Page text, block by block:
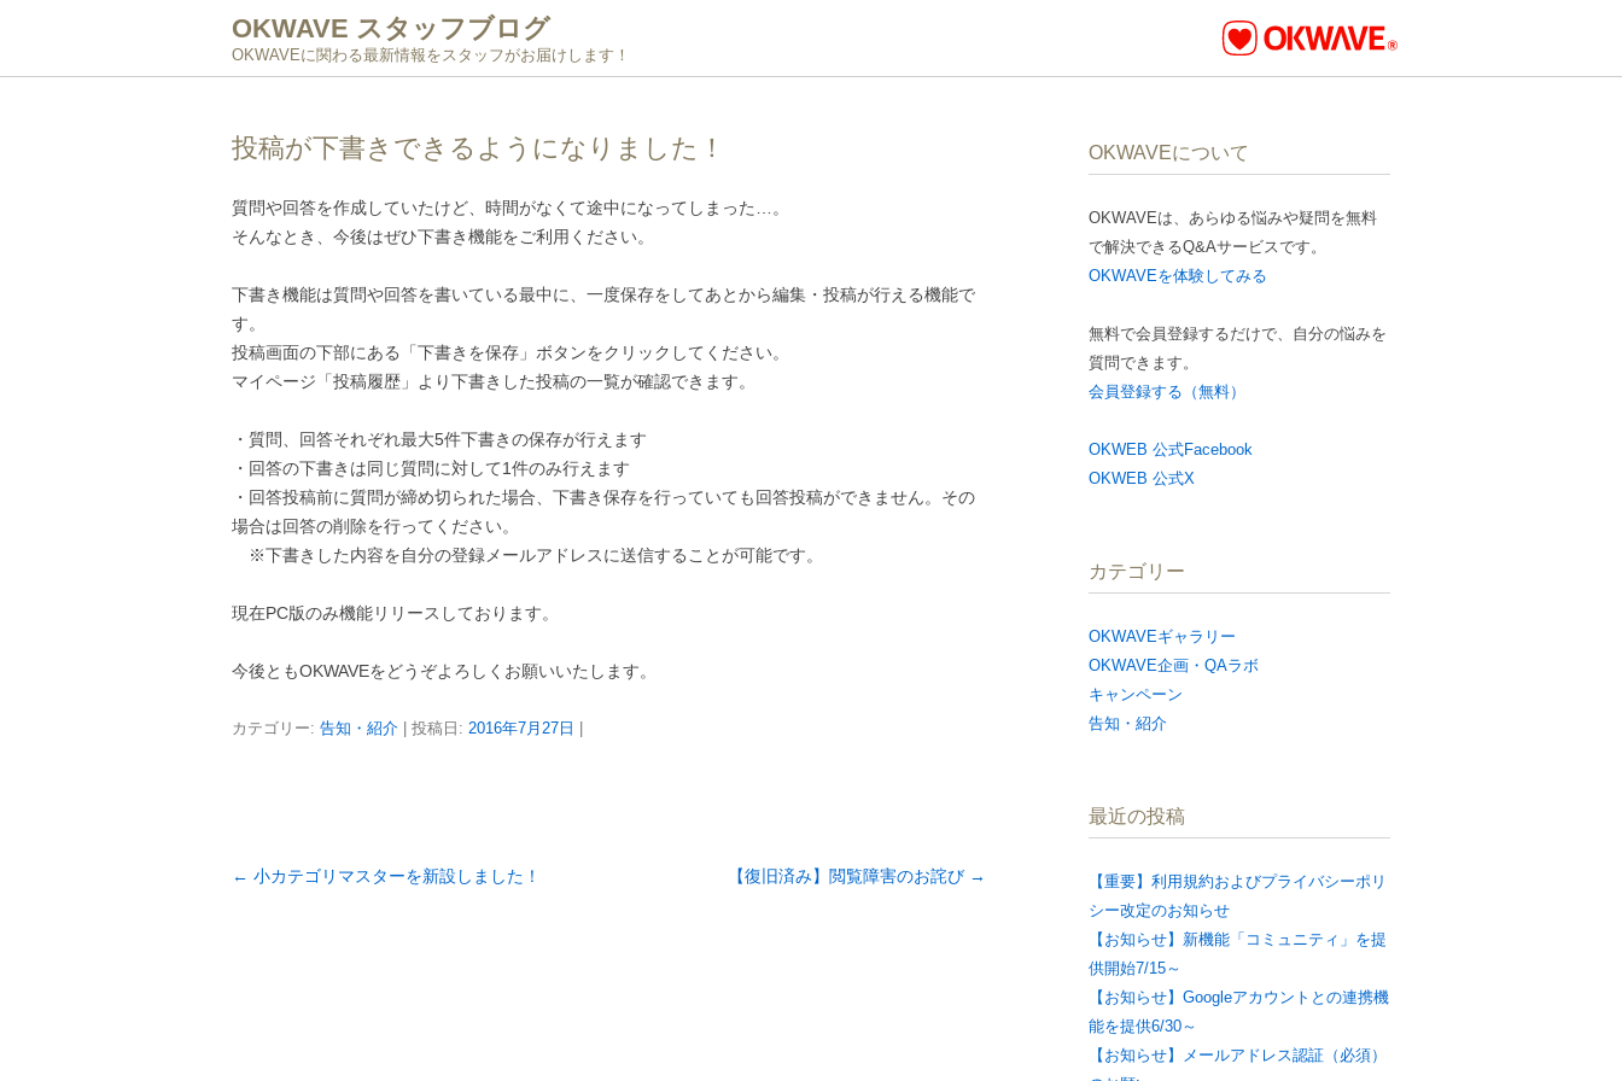
OKWAVE スタッフブログ
OKWAVEに関わる最新情報をスタッフがお届けします！
投稿が下書きできるようになりました！
質問や回答を作成していたけど、時間がなくて途中になってしまった…。
そんなとき、今後はぜひ下書き機能をご利用ください。
下書き機能は質問や回答を書いている最中に、一度保存をしてあとから編集・投稿が行える機能で
す。
投稿画面の下部にある「下書きを保存」ボタンをクリックしてください。
マイページ「投稿履歴」より下書きした投稿の一覧が確認できます。
・質問、回答それぞれ最大5件下書きの保存が行えます
・回答の下書きは同じ質問に対して1件のみ行えます
・回答投稿前に質問が締め切られた場合、下書き保存を行っていても回答投稿ができません。その
場合は回答の削除を行ってください。
※下書きした内容を自分の登録メールアドレスに送信することが可能です。
現在PC版のみ機能リリースしております。
今後ともOKWAVEをどうぞよろしくお願いいたします。
カテゴリー: 告知・紹介 | 投稿日: 2016年7月27日
投
← 小カテゴリマスターを新設しました！ 【復旧済み】閲覧障害のお詫び →
OKWAVEについて
OKWAVEは、あらゆる悩みや疑問を無料
で解決できるQ&Aサービスです。
OKWAVEを体験してみる
無料で会員登録するだけで、自分の悩みを
質問できます。
会員登録する（無料）
OKWEB 公式Facebook
OKWEB 公式X
カテゴリー
OKWAVEギャラリー
OKWAVE企画・QAラボ
キャンペーン
告知・紹介
最近の投稿
【重要】利用規約およびプライバシーポリ
シー改定のお知らせ
【お知らせ】新機能「コミュニティ」を提
供開始7/15～
【お知らせ】Googleアカウントとの連携機
能を提供6/30～
【お知らせ】メールアドレス認証（必須）